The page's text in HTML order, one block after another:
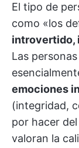
El tipo de
como «los
introvertido,
Las
emociones
(integridad,
por hacer
valoran la